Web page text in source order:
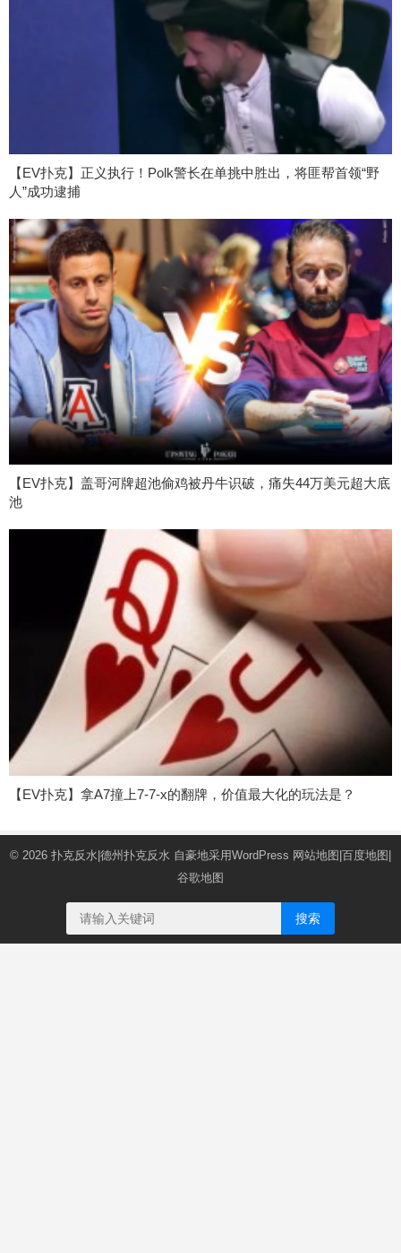
【EV扑克】正义执行！Polk警长在单挑中胜出，将匪帮首领“野
人”成功逮捕
【EV扑克】盖哥河牌超池偷鸡被丹牛识破，痛失44万美元超大底
池
【EV扑克】拿A7撞上7-7-x的翻牌，价值最大化的玩法是？
© 2026 扑克反水|德州扑克反水 自豪地采用WordPress 网站地图 百度地图
谷歌地图
搜索